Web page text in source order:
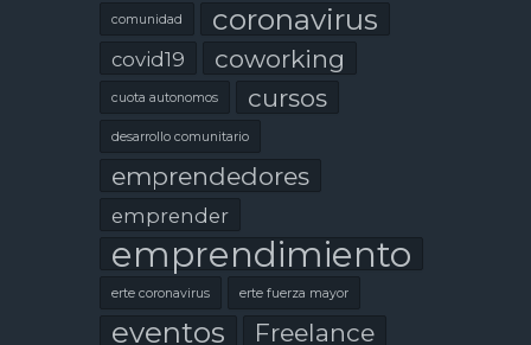
comunidad coronavirus
covid19 coworking
cuota autonomos cursos
desarrollo comunitario
emprendedores
emprender
emprendimiento
erte coronavirus erte fuerza mayor
eventos Freelance